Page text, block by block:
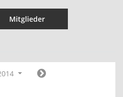
Mitglieder